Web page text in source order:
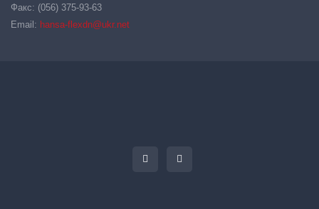
Факс: (056) 375-93-63
Email: hansa-flexdn@ukr.net